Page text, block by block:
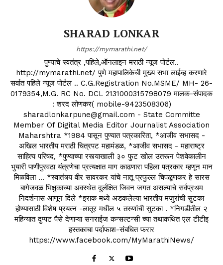
SHARAD LONKAR
https://mymarathi.net/
पुण्याचे स्वतंत्र ,पहिले,ऑनलाइन मराठी न्यूज पोर्टल..
http://mymarathi.net/ पुणे महापालिकेची मुख्य सभा लाईव्ह करणारे
सर्वात पहिले न्यूज पोर्टल .. C.G.Registration No.MSME/ MH- 26-
0179354,M.G. RC No. DCL 2131000315798079 मालक-संपादक
: शरद लोणकर( mobile-9423508306)
sharadlonkarpune@gmail.com - State Committe
Member Of Digital Media Editor Journalist Association
Maharshtra *1984 पासून पुण्यात पत्रकारिता, *आजीव सभासद -
अखिल भारतीय मराठी चित्रपट महामंडळ, *आजीव सभासद - महाराष्ट्र
साहित्य परिषद, *पुण्याच्या रस्त्याखाली ३० फुट खोल उतरून पेशवेकालीन
भुयारी पाणीपुरवठा यंत्रणेचा प्रत्यक्षात माग काढणारा पहिला पत्रकार म्हणून मान
मिळविला ... *स्वातंत्र्य वीर सावरकर यांचे नातू प्रफुल्ल चिपळूणकर हे सारस
बागेजवळ भिक्षुकाच्या अवस्थेत दुर्लक्षित जिवन जगत असल्याचे सर्वप्रथम
निदर्शनास आणून दिले *इराक मध्ये अडकलेल्या भारतीय मजुरांची सुटका
होण्यासाठी विशेष प्रयत्न -लातूर मधील ५ तरुणांची सुटका . *निगडीतील २
महिन्यात दुप्पट पैसे देणाऱ्या सनराईज कन्सल्टन्सी च्या तथाकथित एल टीटीइ
हस्तकाचा पर्दाफाश-संबधित फरार
https://www.facebook.com/MyMarathiNews/